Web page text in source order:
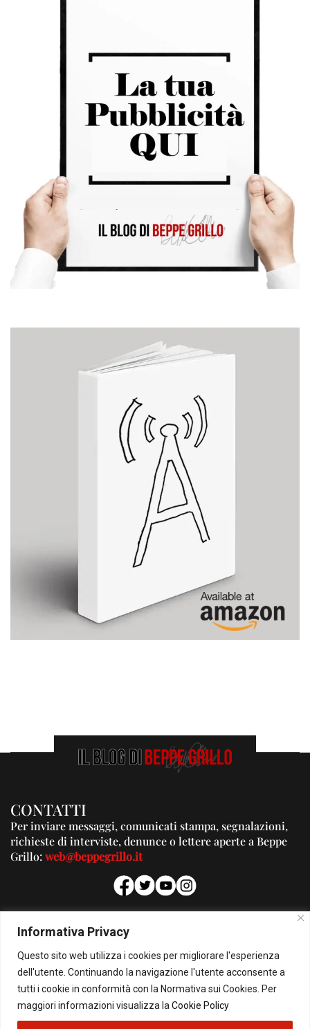
Informativa Privacy
Questo sito web utilizza i cookies per migliorare l'esperienza
dell'utente. Continuando la navigazione l'utente acconsente a
tutti i cookie in conformità con la Normativa sui Cookies. Per
maggiori informazioni visualizza la Cookie Policy
CONTATTI
Per inviare messaggi, comunicati stampa, segnalazioni,
richieste di interviste, denunce o lettere aperte a Beppe
Grillo:web@beppegrillo.it
PUBBLICITA'
Per la tua pubblicità su questo Blog:
pubblicita@beppegrillo.it